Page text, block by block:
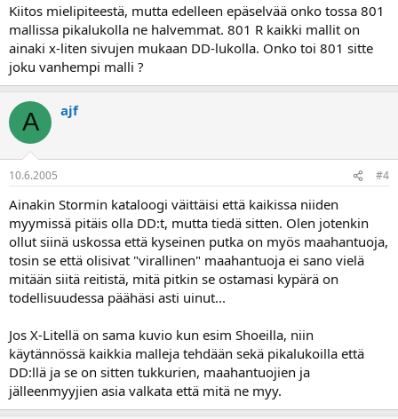
Kiitos mielipiteestä, mutta edelleen epäselvää onko tossa 801
mallissa pikalukolla ne halvemmat. 801 R kaikki mallit on
ainaki x-liten sivujen mukaan DD-lukolla. Onko toi 801 sitte
joku vanhempi malli ?
A ajf
10.6.2005 #4
Ainakin Stormin kataloogi väittäisi että kaikissa niiden
myymissä pitäis olla DD:t, mutta tiedä sitten. Olen jotenkin
ollut siinä uskossa että kyseinen putka on myös maahantuoja,
tosin se että olisivat "virallinen" maahantuoja ei sano vielä
mitään siitä reitistä, mitä pitkin se ostamasi kypärä on
todellisuudessa päähäsi asti uinut...
Jos X-Litellä on sama kuvio kun esim Shoeilla, niin
käytännössä kaikkia malleja tehdään sekä pikalukoilla että
DD:llä ja se on sitten tukkurien, maahantuojien ja
jälleenmyyjien asia valkata että mitä ne myy.